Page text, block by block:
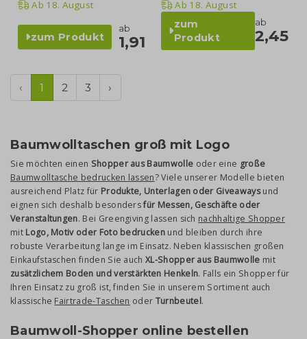
Ab 18. August
zum Produkt
ab
1,91
Ab 18. August
zum
Produkt
ab
2,45
‹ 1 2 3 ›
Baumwolltaschen groß mit Logo
Sie möchten einen Shopper aus Baumwolle oder eine große
Baumwolltasche bedrucken lassen? Viele unserer Modelle bieten
ausreichend Platz für Produkte, Unterlagen oder Giveawaysund
eignen sich deshalb besondersfür Messen, Geschäfte oder
Veranstaltungen. Bei Greengiving lassen sich nachhaltige Shopper
mit Logo, Motiv oder Foto bedrucken und bleiben durch ihre
robuste Verarbeitung lange im Einsatz. Neben klassischen großen
Einkaufstaschen finden Sie auch XL-Shopper aus Baumwolle mit
zusätzlichem Boden und verstärkten Henkeln. Falls ein Shopper für
Ihren Einsatz zu groß ist, finden Sie in unserem Sortiment auch
klassische Fairtrade-Taschen oder Turnbeutel.
Baumwoll-Shopper online bestellen